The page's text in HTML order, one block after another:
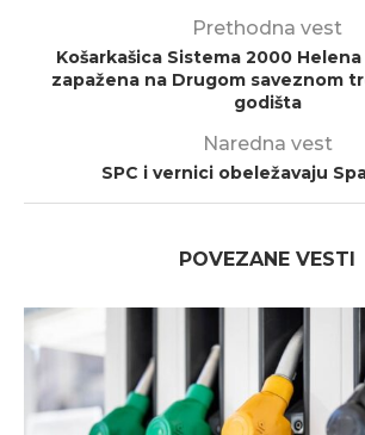
Prethodna vest
Košarkašica Sistema 2000
zapažena na Drugom saveznom
godišta
Naredna vest
SPC i vernici obeležavaju
POVEZANE VESTI